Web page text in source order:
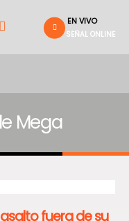
EN VIVO
SEÑAL ONLINE
Mega
fuera de su